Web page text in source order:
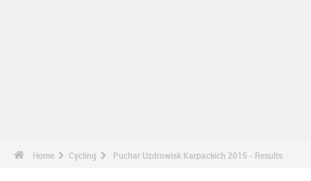
Home Cycling Puchar Uzdrowisk Karpackich 2015 - Results